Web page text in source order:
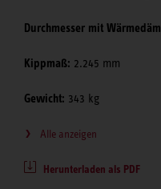
Durchmesser mit
Kippmaß: 2.245 mm
Gewicht: 343 kg
Alle anzeigen
Herunterladen als PDF